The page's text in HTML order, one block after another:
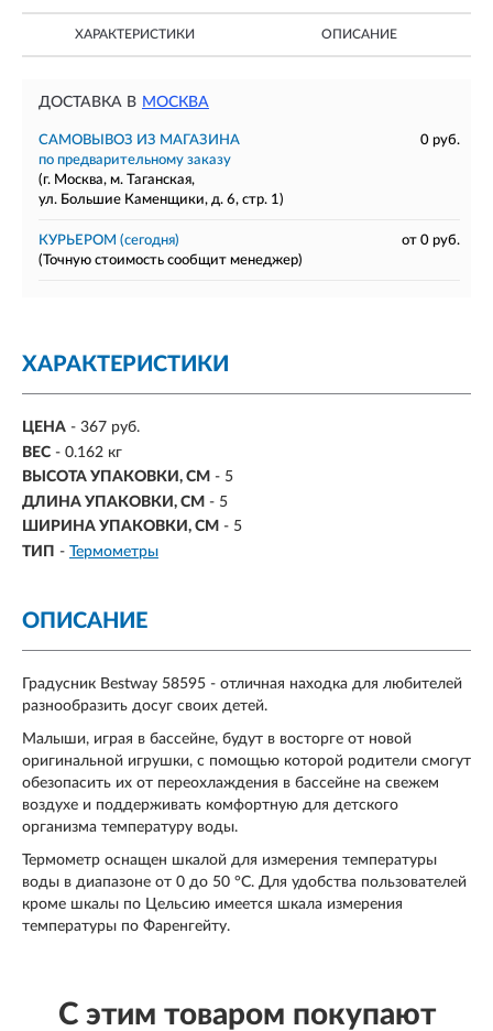
ХАРАКТЕРИСТИКИ ОПИСАНИЕ
ДОСТАВКА В МОСКВА
САМОВЫВОЗ ИЗ МАГАЗИНА
0 руб.
по предварительному заказу
(г. Москва, м. Таганская,
ул. Большие Каменщики, д. 6, стр. 1)
КУРЬЕРОМ (сегодня)
от 0 руб.
(Точную стоимость сообщит менеджер)
ХАРАКТЕРИСТИКИ
ЦЕНА - 367 руб.
ВЕС - 0.162 кг
ВЫСОТА УПАКОВКИ, СМ - 5
ДЛИНА УПАКОВКИ, СМ - 5
ШИРИНА УПАКОВКИ, СМ - 5
ТИП - Термометры
ОПИСАНИЕ
Градусник Bestway 58595 - отличная находка для любителей
разнообразить досуг своих детей.
Малыши, играя в бассейне, будут в восторге от новой
оригинальной игрушки, с помощью которой родители смогут
обезопасить их от переохлаждения в бассейне на свежем
воздухе и поддерживать комфортную для детского
организма температуру воды.
Термометр оснащен шкалой для измерения температуры
воды в диапазоне от 0 до 50 °С. Для удобства пользователей
кроме шкалы по Цельсию имеется шкала измерения
температуры по Фаренгейту.
С этим товаром покупают